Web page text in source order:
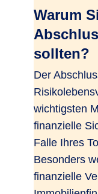
Warum
sollten?
Der
wichtigsten
finanzielle
Falle Ihres
Besonders
finanzielle